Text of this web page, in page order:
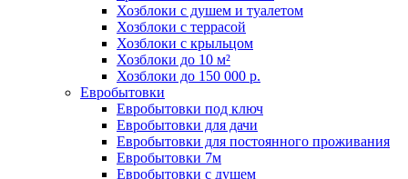
Хозблоки с душем и туалетом
Хозблоки с террасой
Хозблоки с крыльцом
Хозблоки до 10 м²
Хозблоки до 150 000 р.
Евробытовки
Евробытовки под ключ
Евробытовки для дачи
Евробытовки для постоянного проживания
Евробытовки 7м
Евробытовки с душем